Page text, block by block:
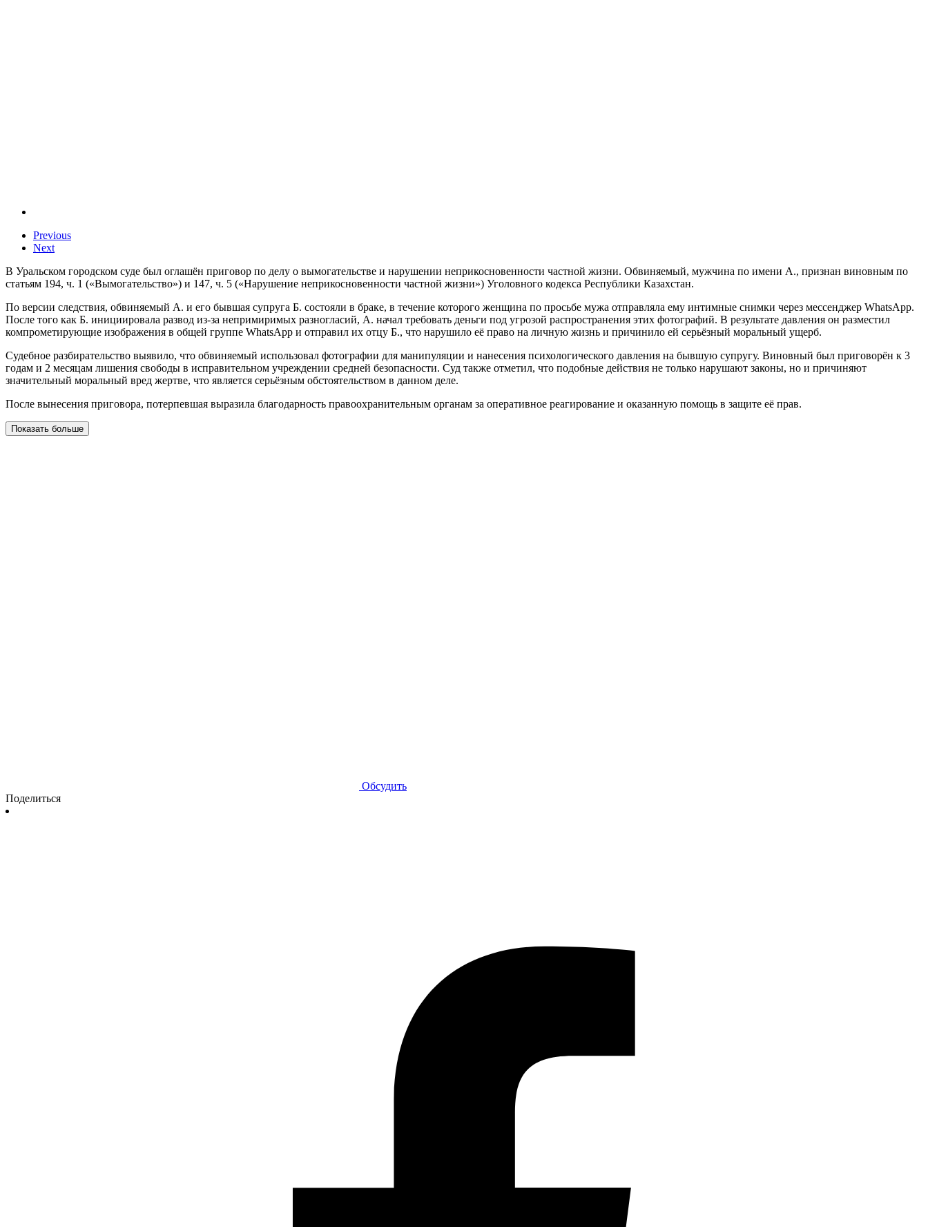
Previous
Next
В Уральском городском суде был оглашён приговор по делу о вымогательстве и нарушении неприкосновенности частной жизни. Обвиняемый, мужчина по имени А., признан виновным по
статьям 194, ч. 1 («Вымогательство») и 147, ч. 5 («Нарушение неприкосновенности частной жизни») Уголовного кодекса Республики Казахстан.
По версии следствия, обвиняемый А. и его бывшая супруга Б. состояли в браке, в течение которого женщина по просьбе мужа отправляла ему интимные снимки через мессенджер WhatsApp.
После того как Б. инициировала развод из-за непримиримых разногласий, А. начал требовать деньги под угрозой распространения этих фотографий. В результате давления он разместил
компрометирующие изображения в общей группе WhatsApp и отправил их отцу Б., что нарушило её право на личную жизнь и причинило ей серьёзный моральный ущерб.
Судебное разбирательство выявило, что обвиняемый использовал фотографии для манипуляции и нанесения психологического давления на бывшую супругу. Виновный был приговорён к 3
годам и 2 месяцам лишения свободы в исправительном учреждении средней безопасности. Суд также отметил, что подобные действия не только нарушают законы, но и причиняют
значительный моральный вред жертве, что является серьёзным обстоятельством в данном деле.
После вынесения приговора, потерпевшая выразила благодарность правоохранительным органам за оперативное реагирование и оказанную помощь в защите её прав.
Показать больше
Обсудить
Поделиться